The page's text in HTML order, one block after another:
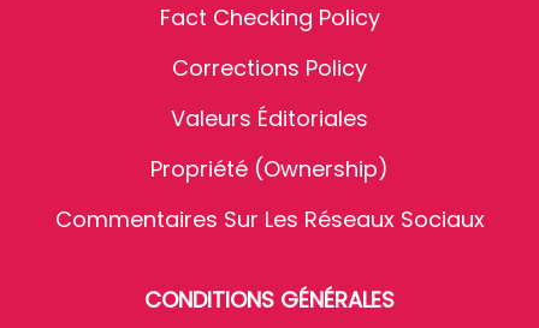
Fact Checking Policy
Corrections Policy
Valeurs Éditoriales
Propriété (Ownership)
Commentaires Sur Les Réseaux Sociaux
CONDITIONS GÉNÉRALES